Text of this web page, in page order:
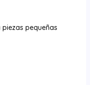
pequeñas